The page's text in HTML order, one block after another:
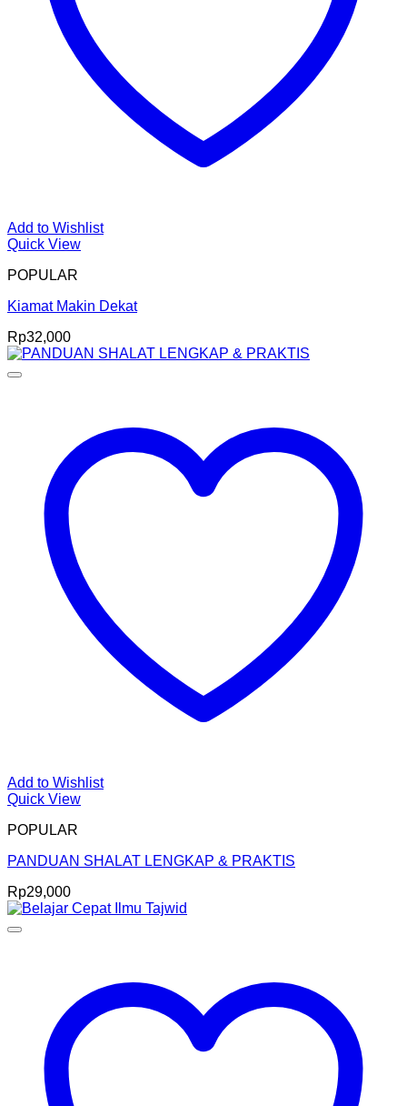
Add to Wishlist
Quick View
POPULAR
Kiamat Makin Dekat
Rp32,000
Add to Wishlist
Quick View
POPULAR
PANDUAN SHALAT LENGKAP & PRAKTIS
Rp29,000